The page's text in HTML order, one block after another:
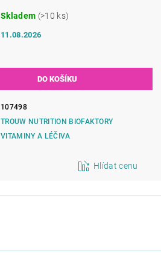
Skladem (>10 ks)
11.08.2026
107498
TROUW NUTRITION BIOFAKTORY
VITAMINY A LÉČIVA
Hlídat cenu